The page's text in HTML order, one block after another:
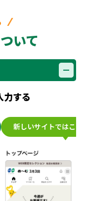
いて
力する
新しいサイトではこう